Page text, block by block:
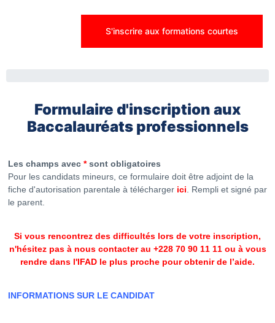
S'inscrire aux formations courtes
Formulaire d'inscription aux
Baccalauréats professionnels
Les champs avec *sont obligatoires
Pour les candidats mineurs, ce formulaire doit être adjoint de la
fiche d'autorisation parentale à télécharger ici . Rempli et signé par
le parent.
Si vous rencontrez des difficultés lors de votre inscription,
n'hésitez pas à nous contacter au +228 70 90 11 11 ou à vous
rendre dans l'IFAD le plus proche pour obtenir de l’aide.
INFORMATIONS SUR LE CANDIDAT